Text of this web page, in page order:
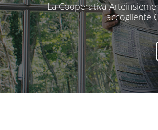
La Cooperativa
accogliente